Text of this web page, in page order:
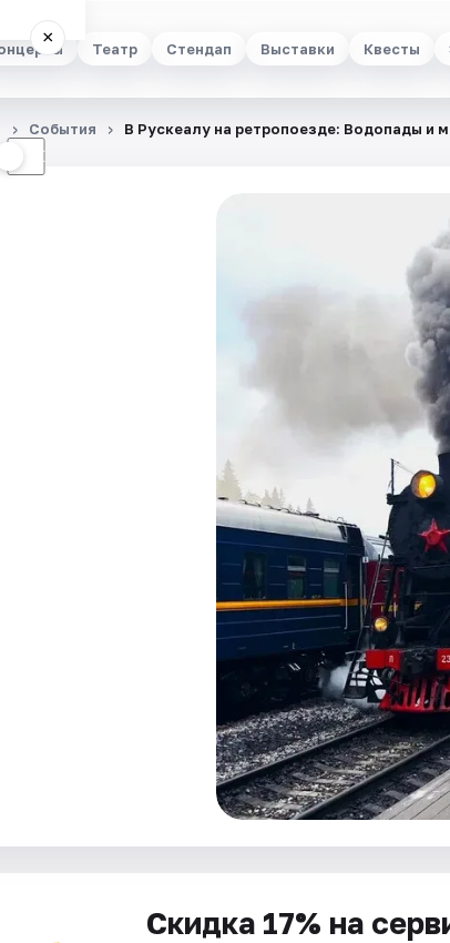
Театр Стендап Выставки Квесты
×
☾
События В Рускеалу на ретропоезде: Водопады и
Скидка 17% на